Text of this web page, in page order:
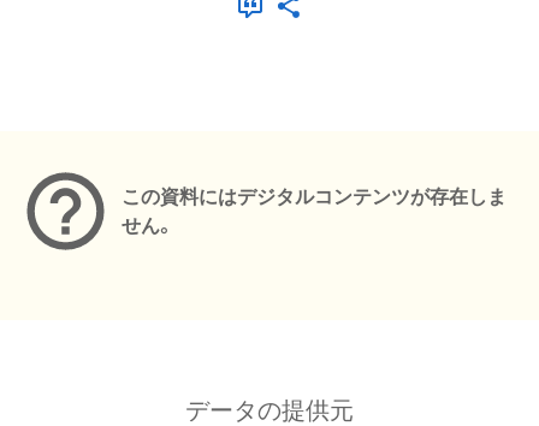
この資料にはデジタルコンテンツが存在しま
せん。
データの提供元